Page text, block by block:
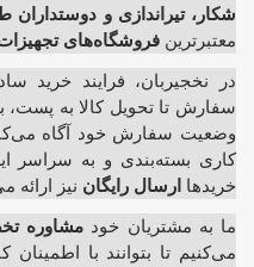
شکار، تیراندازی و دوستداران
معتبرترین فروشگاه‌های
در نخجیربان، فرایند
سفارش تا تحویل کالا به پست،
کاری بسته‌بندی و به سراسر
خریدها ارسال رایگان نیز ارائه
ما به مشتریان خود مشاوره
می‌کنیم تا بتوانند با